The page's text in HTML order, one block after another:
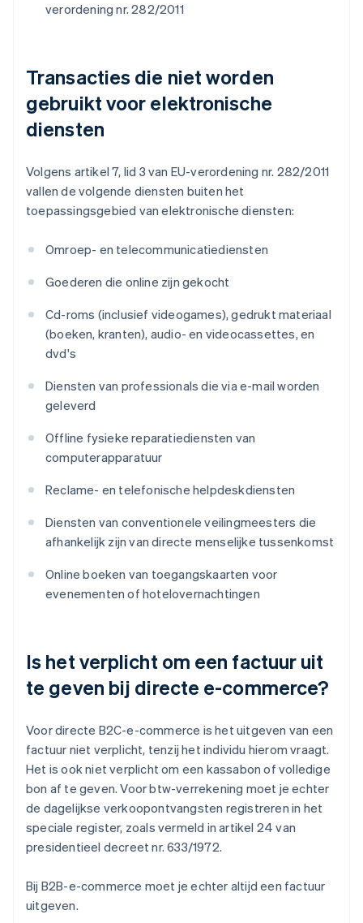
verordening nr. 282/2011
Transacties die niet worden
gebruikt voor elektronische
diensten
Volgens artikel 7, lid 3 van EU-verordening nr. 282/2011
vallen de volgende diensten buiten het
toepassingsgebied van elektronische diensten:
Omroep- en telecommunicatiediensten
Goederen die online zijn gekocht
Cd-roms (inclusief videogames), gedrukt materiaal
(boeken, kranten), audio- en videocassettes, en
dvd's
Diensten van professionals die via e-mail worden
geleverd
Offline fysieke reparatiediensten van
computerapparatuur
Reclame- en telefonische helpdeskdiensten
Diensten van conventionele veilingmeesters die
afhankelijk zijn van directe menselijke tussenkomst
Online boeken van toegangskaarten voor
evenementen of hotelovernachtingen
Is het verplicht om een factuur uit
te geven bij directe e-commerce?
Voor directe B2C-e-commerce is het uitgeven van een
factuur niet verplicht, tenzij het individu hierom vraagt.
Het is ook niet verplicht om een kassabon of volledige
bon af te geven. Voor btw-verrekening moet je echter
de dagelijkse verkoopontvangsten registreren in het
speciale register, zoals vermeld in artikel 24 van
presidentieel decreet nr. 633/1972.
Bij B2B-e-commerce moet je echter altijd een factuur
uitgeven.